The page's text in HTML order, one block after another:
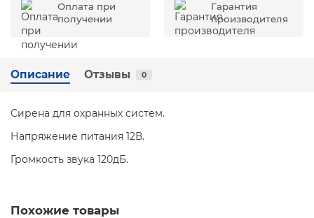
Оплата при
получении
Гарантия
производителя
Описание Отзывы 0
Сирена для охранных систем.
Напряжение питания 12В.
Громкость звука 120дБ.
Похожие товары